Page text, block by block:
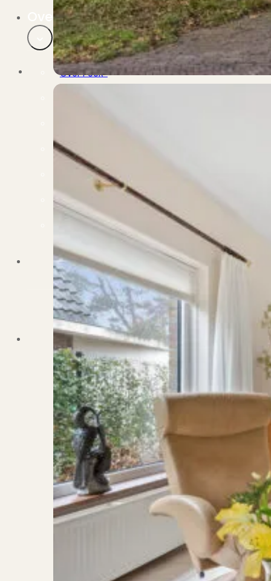
Over PUUR*
Over PUUR*
Wie zijn wij?
Onze vestigingen
De kracht van 6 vestigingen!
Beoordelingen
Dit zeggen klanten over ons
Partners
Maak gebruik van ons netwerk
Verenigingen
PUUR* is aangesloten bij...